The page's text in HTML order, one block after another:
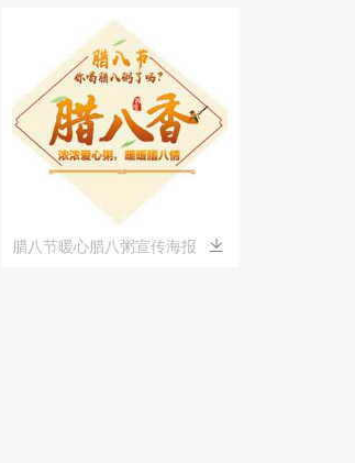
腊八节暖心腊八粥宣传海报